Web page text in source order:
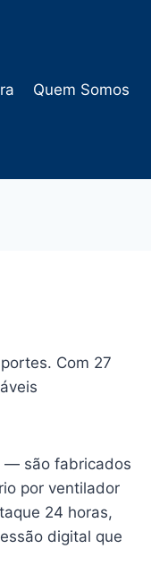
Quem Somos
Com 27
— são fabricados
por ventilador
24 horas,
digital que